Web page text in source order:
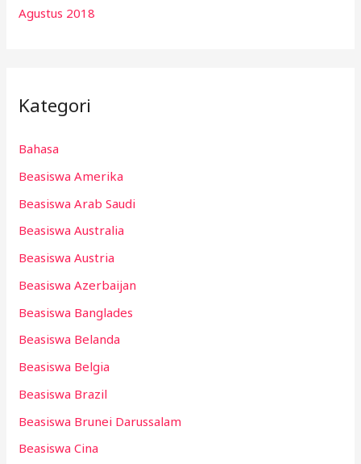
Agustus 2018
Kategori
Bahasa
Beasiswa Amerika
Beasiswa Arab Saudi
Beasiswa Australia
Beasiswa Austria
Beasiswa Azerbaijan
Beasiswa Banglades
Beasiswa Belanda
Beasiswa Belgia
Beasiswa Brazil
Beasiswa Brunei Darussalam
Beasiswa Cina